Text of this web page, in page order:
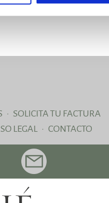
· SOLICITA TU FACTURA
LEGAL · CONTACTO